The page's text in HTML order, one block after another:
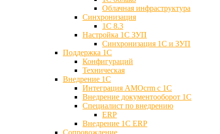
Облачная инфраструктура
Синхронизация
1С 8.3
Настройка 1С ЗУП
Синхронизация 1С и ЗУП
Поддержка 1С
Конфигураций
Техническая
Внедрение 1С
Интеграция AMOcrm с 1C
Внедрение документооборот 1С
Специалист по внедрению
ERP
Внедрение 1С ERP
Cопровождение